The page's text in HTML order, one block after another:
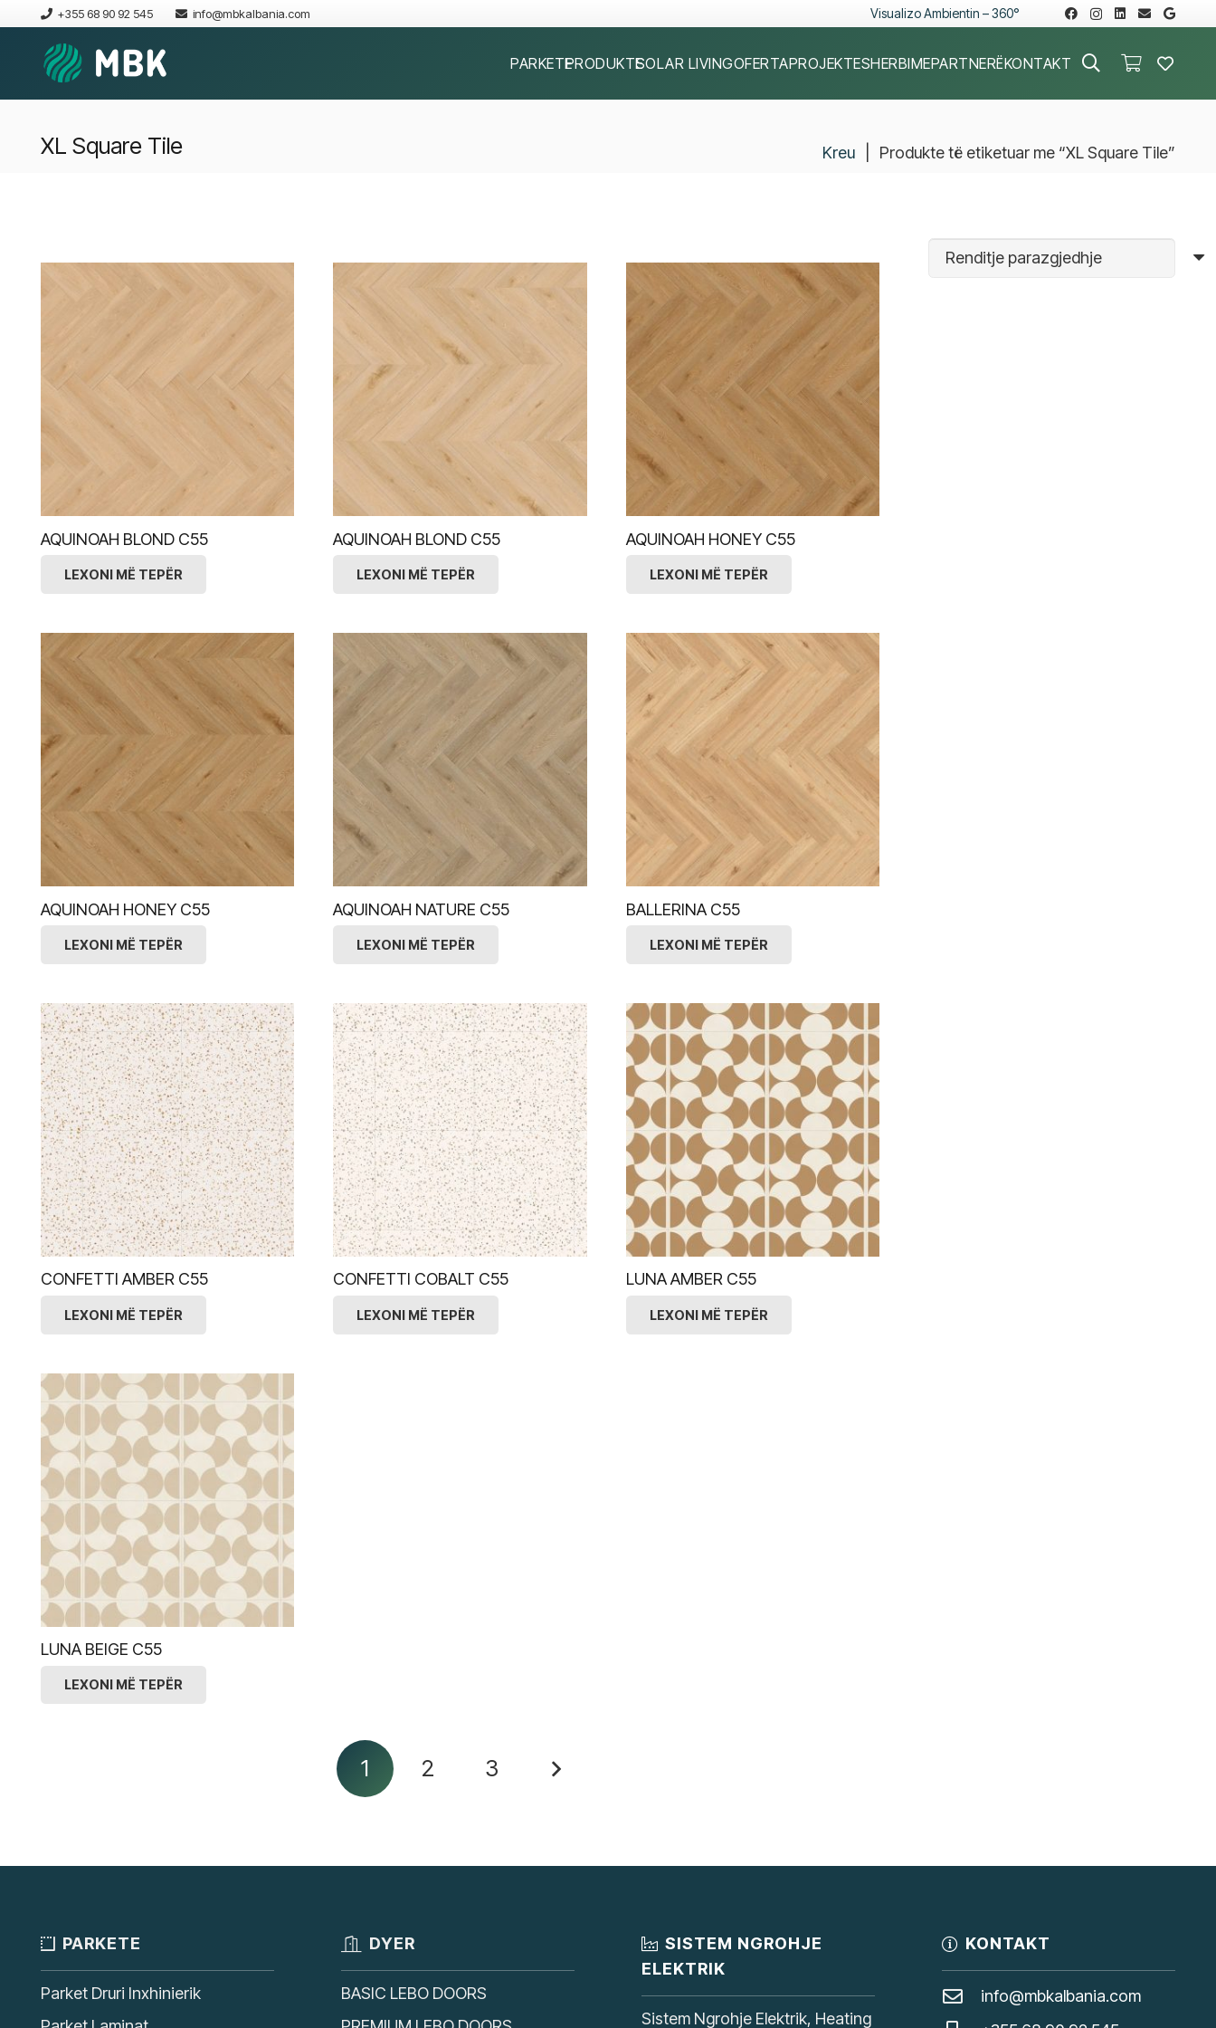
+355 68 90 92 545 info@mbkalbania.com Visualizo Ambientin – 360°
PARKETEPRODUKTESOLAR LIVINGOFERTAPROJEKTESHERBIMEPARTNERËKONTAKT
XL Square Tile Kreu Produkte të etiketuar me “XL Square Tile”
AQUINOAH BLOND C55
LEXONI MË TEPËR
AQUINOAH BLOND C55
LEXONI MË TEPËR
AQUINOAH HONEY C55
LEXONI MË TEPËR
AQUINOAH HONEY C55
LEXONI MË TEPËR
AQUINOAH NATURE C55
LEXONI MË TEPËR
BALLERINA C55
LEXONI MË TEPËR
CONFETTI AMBER C55
LEXONI MË TEPËR
CONFETTI COBALT C55
LEXONI MË TEPËR
LUNA AMBER C55
LEXONI MË TEPËR
LUNA BEIGE C55
LEXONI MË TEPËR
1 2 3
PARKETE
Parket Druri Inxhinierik
DYER
BASIC LEBO DOORS
SISTEM NGROHJE
ELEKTRIK
Sistem Ngrohje Elektrik, Heating
KONTAKT
info@mbkalbania.com